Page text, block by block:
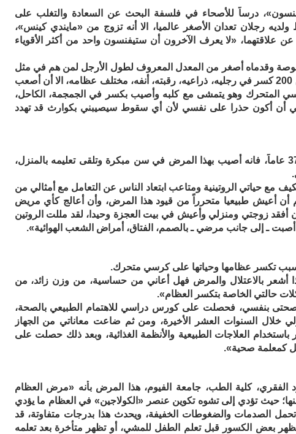
درساً للأصحاء في فلسفة البحث عن السعادة والتغلب على
فرغم أن طوله 33.6 بوصة فقط ولديه رجلان تعدان الأصغر عالميا، الا أنه تزوج من «مايندي كينس»،
علاقتهما، «لا يعرف الآخرون أن ستيفنسون واحد من أكثر الأقوياء
وصل ستيفنسون لسن الــ 35 كان طوله 33 بوصة وقدماه أصغر من المعدل المعروف لطول الأرجل لمن هم في مثل
حالته، وكان قد تعرض في سن الــ 18 لما يقرب من 200 كسر في رجليه، ذراعيه، رقبته، أنفه، مختلف عظامه، الا أن أصعب
وهو يتمشى مع كلبه وأصيب بكسر في الجمجمة، الكاحل،
علي أن أكون حذرا على نفسي لأن أي سقوط سيصيبني بكوارث قد تهدد
أما الروسي «سيرجي اليوشين»، البالغ من العمر 37 عاماً، فانه أصيب بهذا المرض في سن مبكرة وتلقى تعليمه بالمنزل،
حياتي الروتينية ومتاعب ابتعاد الناس عن التعامل مع أمثالي من
أن أعيش طبيعيا متحرراً من قيود هذا المرض، وأن أعالج كأي مريض
أفقد زوجتي ومنزلي وأعيش في بيت العجزة وحيدا، لقد مللت الروتين
ـ إلى جانب مرضي ـ بالصمم، الفتاق، أمراض الشعب الهوائية».
تكسر عظامها وحياتها على كرسي متحرك.
بالاعتلال والمرض فهل أعاني من حساسية، من وزن زائد، من
حالتي الخاصة بتكسر العظام».
بصحتى بنفسي، فحصلت على كورس دراسي للاهتمام الطبيعي بالصحة،
خلال السنوات العشر الأخيرة، ومن ثم ضاعت معاناتي من الجهاز
باستخدام العلاجات الطبيعية والأنظمة الغذائية، وبعد ذلك حصلت على
كمعلمة صحية».
كلية الطب، جامعة الفيوم، هذا المرض بأنه «مرض العظام
حيث تؤدي إلى تشوه تكوين عنصر «الكولاجين» في العظام ما يؤدي
الصدمات والضغوطات الخفيفة، ويحدث هذا بدرجات متفاوتة، قد
تظهر بعض الكسور قبل تعلم الطفل للمشي، أو تظهر متأخرة بعد تعلمه